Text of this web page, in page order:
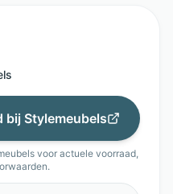
bij Stylemeubels
voor actuele voorraad,